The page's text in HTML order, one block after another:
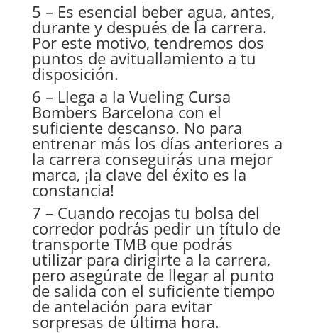
5 – Es esencial beber agua, antes,
durante y después de la carrera.
Por este motivo, tendremos dos
puntos de avituallamiento a tu
disposición.
6 – Llega a la Vueling Cursa
Bombers Barcelona con el
suficiente descanso. No para
entrenar más los días anteriores a
la carrera conseguirás una mejor
marca, ¡la clave del éxito es la
constancia!
7 – Cuando recojas tu bolsa del
corredor podrás pedir un título de
transporte TMB que podrás
utilizar para dirigirte a la carrera,
pero asegúrate de llegar al punto
de salida con el suficiente tiempo
de antelación para evitar
sorpresas de última hora.